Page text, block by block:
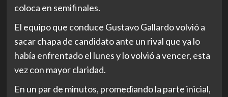
coloca en semifinales.
El equipo que conduce Gustavo Gallardo volvió a
sacar chapa de candidato ante un rival que ya lo
había enfrentado el lunes y lo volvió a vencer, esta
vez con mayor claridad.
En un par de minutos, promediando la parte inicial,